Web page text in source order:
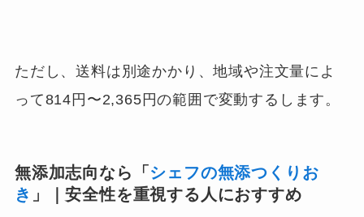
ただし、送料は別途かかり、地域や注文量によ
って814円〜2,365円の範囲で変動するします。
無添加志向なら「 シェフの無添つくりお
き 」｜安全性を重視する人におすすめ